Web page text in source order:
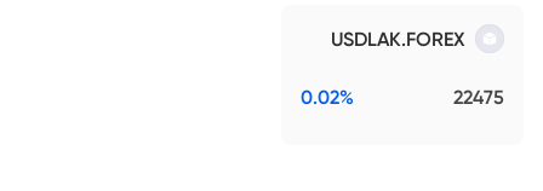
USDLAK.FOREX
22475
0.02%